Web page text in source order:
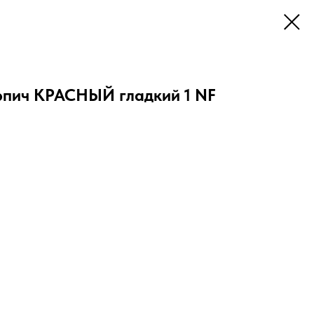
КРАСНЫЙ гладкий 1 NF